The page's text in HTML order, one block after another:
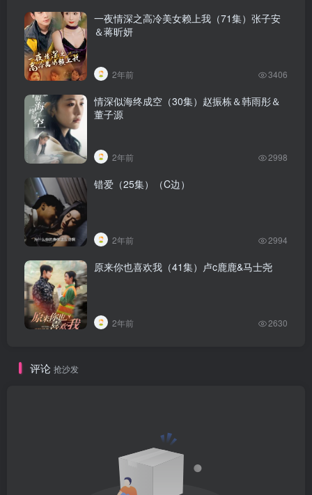
一夜情深之高冷美女赖上我（71集）张子安
＆蒋昕妍
2年前 3406
情深似海终成空（30集）赵振栋＆韩雨彤＆
董子源
2年前 2998
错爱（25集）（C边）
2年前 2994
原来你也喜欢我（41集）卢c鹿鹿&马士尧
2年前 2630
评论 抢沙发